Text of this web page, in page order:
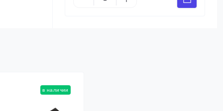
в наличии